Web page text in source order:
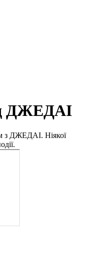
ДЖЕДАІ
з ДЖЕДАІ. Ніякої